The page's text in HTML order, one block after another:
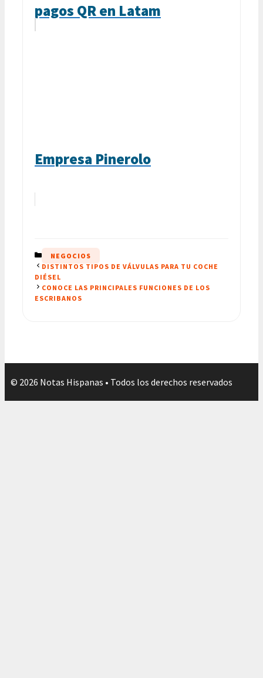
pagos QR en Latam
Empresa Pinerolo
CATEGORÍAS
NEGOCIOS
DISTINTOS TIPOS DE VÁLVULAS PARA TU COCHE
DIÉSEL
CONOCE LAS PRINCIPALES FUNCIONES DE LOS
ESCRIBANOS
© 2026 Notas Hispanas • Todos los derechos reservados